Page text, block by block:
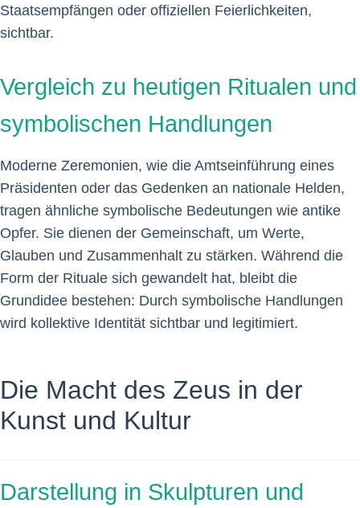
Staatsempfängen oder offiziellen Feierlichkeiten,
sichtbar.
Vergleich zu heutigen Ritualen und
symbolischen Handlungen
Moderne Zeremonien, wie die Amtseinführung eines
Präsidenten oder das Gedenken an nationale Helden,
tragen ähnliche symbolische Bedeutungen wie antike
Opfer. Sie dienen der Gemeinschaft, um Werte,
Glauben und Zusammenhalt zu stärken. Während die
Form der Rituale sich gewandelt hat, bleibt die
Grundidee bestehen: Durch symbolische Handlungen
wird kollektive Identität sichtbar und legitimiert.
Die Macht des Zeus in der
Kunst und Kultur
Darstellung in Skulpturen und